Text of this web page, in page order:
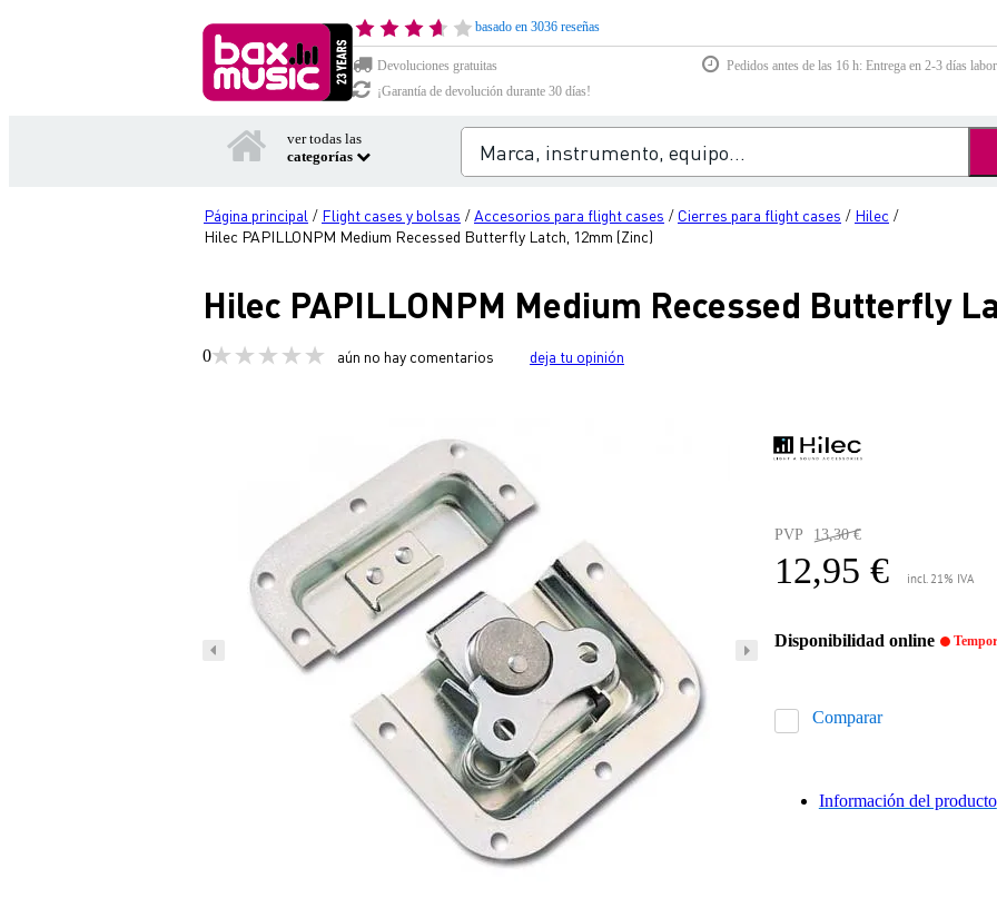
basado en 3036 reseñas
Devoluciones gratuitas
Pedidos antes de las 16 h: Entrega en 2-3 días
¡Garantía de devolución durante 30 días!
ver todas las
categorías
Página principal / Flight cases y bolsas /Accesorios para flight cases / Cierres para flight cases / Hilec /
Hilec PAPILLONPM Medium Recessed Butterfly Latch, 12mm (Zinc)
Hilec PAPILLONPM Medium Recessed Butterfly
0 aún no hay comentarios deja tu opinión
PVP 13,30 €
12,95 € incl. 21% IVA
Disponibilidad online
Comparar
Información del producto